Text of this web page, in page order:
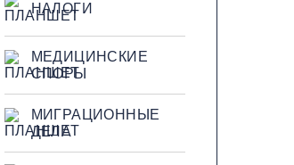
НАЛОГИ
МЕДИЦИНСКИЕ
СПОРЫ
МИГРАЦИОННЫЕ
ДЕЛА